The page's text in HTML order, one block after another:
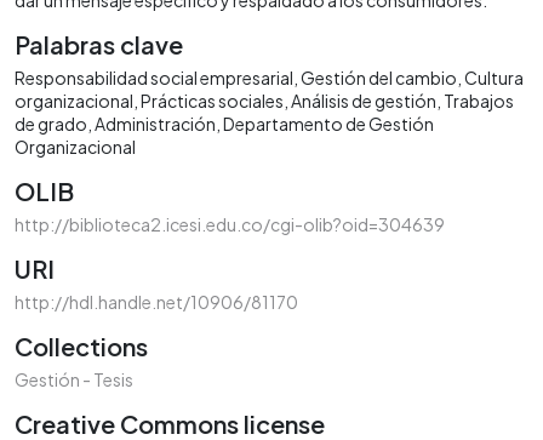
Palabras clave
Responsabilidad social empresarial Gestión del cambio Cultura
organizacional Prácticas sociales Análisis de gestión Trabajos
de grado Administración Departamento de Gestión
Organizacional
OLIB
http://biblioteca2.icesi.edu.co/cgi-olib?oid=304639
URI
http://hdl.handle.net/10906/81170
Collections
Gestión - Tesis
Creative Commons license